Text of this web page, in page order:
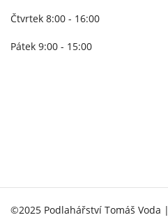
Čtvrtek 8:00 - 16:00
Pátek 9:00 - 15:00
©2025 Podlahářství Tomáš Voda |